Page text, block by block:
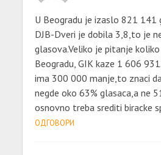
U Beogradu je izaslo 821 141
DJB-Dveri je dobila 3,8,to je
glasova.Veliko je pitanje
Beogradu, GIK kaze 1 606
ima 300 000 manje,to znaci
negde oko 63% glasaca,a ne
osnovno treba srediti biracke
ОДГОВОРИ